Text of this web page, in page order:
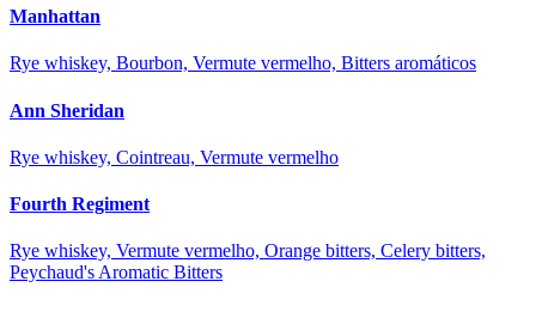
Manhattan
Rye whiskey, Bourbon, Vermute vermelho, Bitters aromáticos
Ann Sheridan
Rye whiskey, Cointreau, Vermute vermelho
Fourth Regiment
Rye whiskey, Vermute vermelho, Orange bitters, Celery bitters,
Peychaud's Aromatic Bitters